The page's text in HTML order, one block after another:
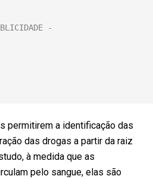
permitirem a identificação das
das drogas a partir da raiz
à medida que as
pelo sangue, elas são